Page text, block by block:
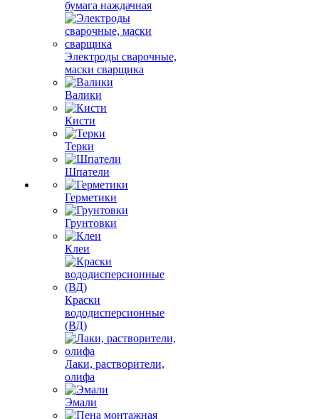
бумага наждачная
Электроды сварочные,
маски сварщика
Валики
Кисти
Терки
Шпатели
Герметики
Грунтовки
Клеи
Краски
вододисперсионные
(ВД)
Лаки, растворители,
олифа
Эмали